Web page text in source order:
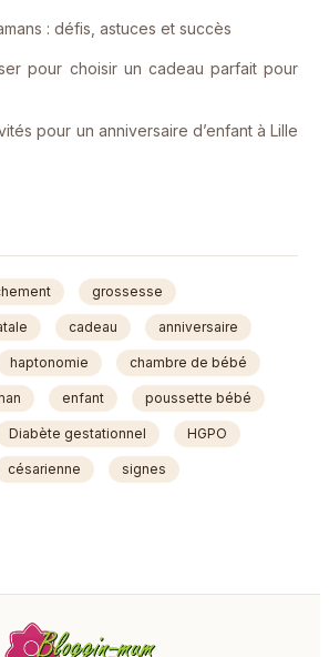
: défis, astuces et succès
pour choisir un cadeau parfait pour
pour un anniversaire d’enfant à Lille
grossesse
cadeau anniversaire
haptonomie chambre de bébé
enfant poussette bébé
Diabète gestationnel HGPO
césarienne signes